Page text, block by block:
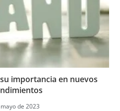
importancia en nuevos
de 2023